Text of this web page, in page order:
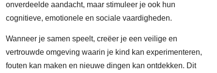
onverdeelde aandacht, maar stimuleer je ook hun
cognitieve, emotionele en sociale vaardigheden.
Wanneer je samen speelt, creëer je een veilige en
vertrouwde omgeving waarin je kind kan experimenteren,
fouten kan maken en nieuwe dingen kan ontdekken. Dit